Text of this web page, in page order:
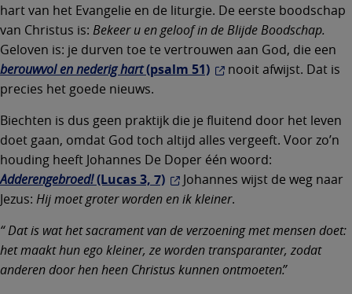
hart van het Evangelie en de liturgie. De eerste boodschap
van Christus is: Bekeer u en geloof in de Blijde Boodschap.
Geloven is: je durven toe te vertrouwen aan God, die een
berouwvol en nederig hart(psalm 51)
nooit afwijst. Dat is
precies het goede nieuws.
Biechten is dus geen praktijk die je fluitend door het leven
doet gaan, omdat God toch altijd alles vergeeft. Voor zo’n
houding heeft Johannes De Doper één woord:
Adderengebroed!(Lucas 3, 7)
Johannes wijst de weg naar
Jezus: Hij moet groter worden en ik kleiner.
Dat is wat het sacrament van de verzoening met mensen doet:
het maakt hun ego kleiner, ze worden transparanter, zodat
anderen door hen heen Christus kunnen ontmoeten.